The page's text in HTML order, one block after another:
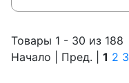
Товары 1 - 30 из 188
Начало | Пред. | 1 2 3